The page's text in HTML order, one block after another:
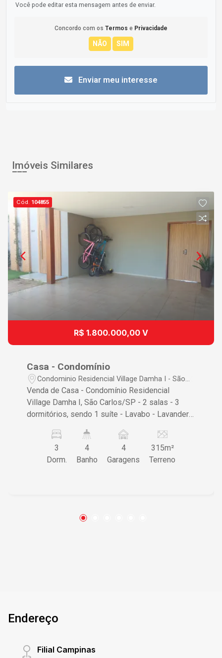
Você pode editar esta mensagem antes de enviar.
Concordo com os Termos e Privacidade
Enviar meu interesse
Imóveis Similares
Cód. 104855
R$ 1.800.000,00 V
Casa - Condomínio
Condominio Residencial Village Damha I - São
Carlos/SP
Venda de Casa - Condomínio Residencial
Village Damha I, São Carlos/SP - 2 salas - 3
dormitórios, sendo 1 suíte - Lavabo - Lavanderia
perca essa oportunidade!
3
Dorm.
4
Banho
4
Garagens
315m²
Terreno
Endereço
Filial Campinas